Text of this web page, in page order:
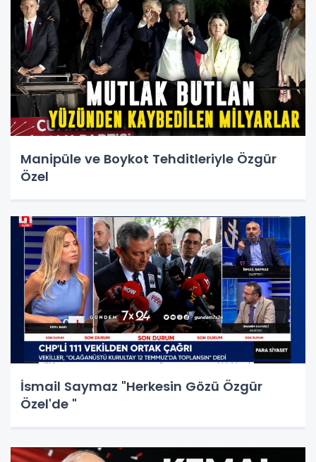
Manipüle ve Boykot Tehditleriyle Özgür
Özel
İsmail Saymaz "Herkesin Gözü Özgür
Özel'de "